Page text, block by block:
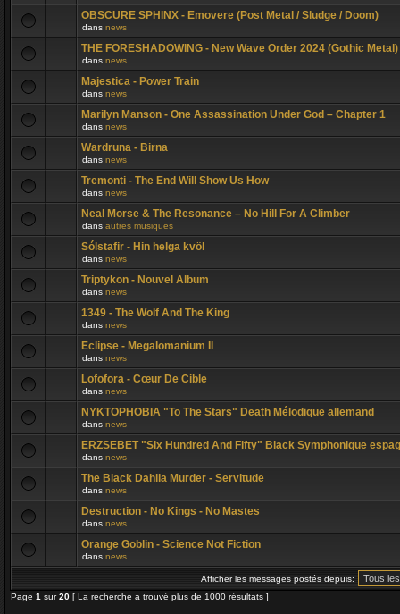
OBSCURE SPHINX - Emovere (Post Metal / Sludge / Doom)
dans news
THE FORESHADOWING - New Wave Order 2024 (Gothic Metal)
dans news
Majestica - Power Train
dans news
Marilyn Manson - One Assassination Under God – Chapter 1
dans news
Wardruna - Birna
dans news
Tremonti - The End Will Show Us How
dans news
Neal Morse & The Resonance – No Hill For A Climber
dans autres musiques
Sólstafir - Hin helga kvöl
dans news
Triptykon - Nouvel Album
dans news
1349 - The Wolf And The King
dans news
Eclipse - Megalomanium II
dans news
Lofofora - Cœur De Cible
dans news
NYKTOPHOBIA "To The Stars" Death Mélodique allemand
dans news
ERZSEBET "Six Hundred And Fifty" Black Symphonique
dans news
The Black Dahlia Murder - Servitude
dans news
Destruction - No Kings - No Mastes
dans news
Orange Goblin - Science Not Fiction
dans news
Afficher les messages postés depuis:
Page 1 sur20 [ La recherche a trouvé plus de 1000 résultats ]